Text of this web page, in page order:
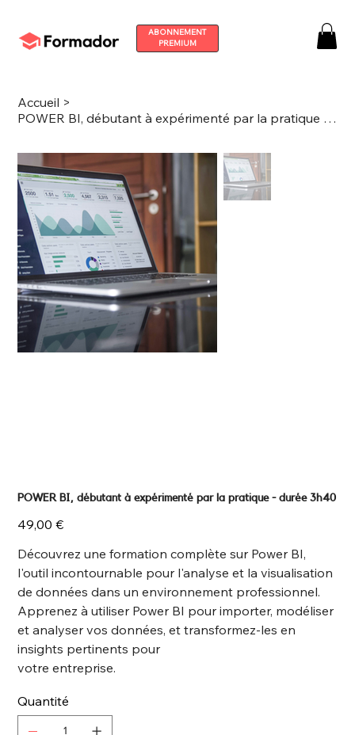
ABONNEMENT
PREMIUM
Accueil >
POWER BI, débutant à expérimenté par la pratique - durée 3h40
POWER BI, débutant à expérimenté par la pratique - durée 3h40
Prix
49,00 €
Découvrez une formation complète sur Power BI,
l'outil incontournable pour l'analyse et la visualisation
de données dans un environnement professionnel.
Apprenez à utiliser Power BI pour importer, modéliser
et analyser vos données, et transformez-les en
insights pertinents pour
votre entreprise.
Quantité